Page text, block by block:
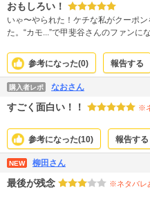
おもしろい！
いゃ〜やられた！ケチな私がクーポ
た。“カモ...”で甲斐谷さんのファンに
一気に読んでしまったのでもう少し
全集です。
参考になった(0) 報告する
購入者レポ なおさん
すごく面白い！！ ※
参考になった(10) 報告する
NEW 柳田さん
最後が残念 ※ネタバレ